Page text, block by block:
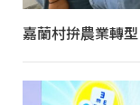
嘉蘭村拚農業轉